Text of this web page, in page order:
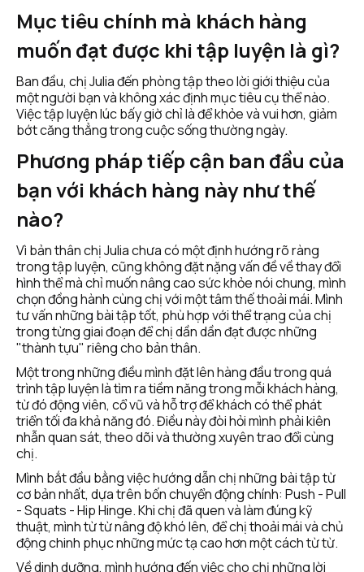
Mục tiêu chính mà khách hàng
muốn đạt được khi tập luyện là gì?
Ban đầu, chị Julia đến phòng tập theo lời giới thiệu của
một người bạn và không xác định mục tiêu cụ thể nào.
Việc tập luyện lúc bấy giờ chỉ là để khỏe và vui hơn, giảm
bớt căng thẳng trong cuộc sống thường ngày.
Phương pháp tiếp cận ban đầu của
bạn với khách hàng này như thế
nào?
Vì bản thân chị Julia chưa có một định hướng rõ ràng
trong tập luyện, cũng không đặt nặng vấn đề về thay đổi
hình thể mà chỉ muốn nâng cao sức khỏe nói chung, mình
chọn đồng hành cùng chị với một tâm thế thoải mái. Mình
tư vấn những bài tập tốt, phù hợp với thể trạng của chị
trong từng giai đoạn để chị dần dần đạt được những
"thành tựu" riêng cho bản thân.
Một trong những điều mình đặt lên hàng đầu trong quá
trình tập luyện là tìm ra tiềm năng trong mỗi khách hàng,
từ đó động viên, cổ vũ và hỗ trợ để khách có thể phát
triển tối đa khả năng đó. Điều này đòi hỏi mình phải kiên
nhẫn quan sát, theo dõi và thường xuyên trao đổi cùng
chị.
Mình bắt đầu bằng việc hướng dẫn chị những bài tập từ
cơ bản nhất, dựa trên bốn chuyển động chính: Push - Pull
- Squats - Hip Hinge. Khi chị đã quen và làm đúng kỹ
thuật, mình từ từ nâng độ khó lên, để chị thoải mái và chủ
động chinh phục những mức tạ cao hơn một cách từ từ.
Về dinh dưỡng, mình hướng đến việc cho chị những lời